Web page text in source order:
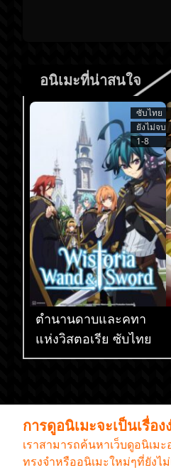
อนิเมะที่น่าสนใจ
ซับไทย
ยังไม่จบ
1-8
ตำนานดาบและคทา
แห่งวิสตอเรีย ซับไทย
การดูอนิเมะจะเป็นเรื่
เราสามารถค้นหาเว็บดูอนิเม
ทรงจำหรืออนิเมะใหม่ๆที่ยังไ